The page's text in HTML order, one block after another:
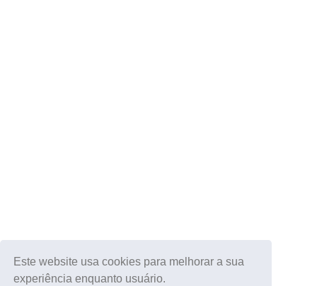
Este website usa cookies para melhorar a sua
experiência enquanto usuário.